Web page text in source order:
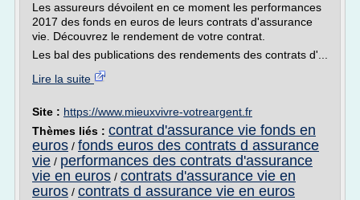
Les assureurs dévoilent en ce moment les performances
2017 des fonds en euros de leurs contrats d'assurance
vie. Découvrez le rendement de votre contrat.
Les bal des publications des rendements des contrats d'...
Lire la suite
Site : https://www.mieuxvivre-votreargent.fr
Thèmes liés : contrat d'assurance vie fonds en
euros / fonds euros des contrats d assurance
vie / performances des contrats d'assurance
vie en euros / contrats d'assurance vie en
euros / contrats d assurance vie en euros